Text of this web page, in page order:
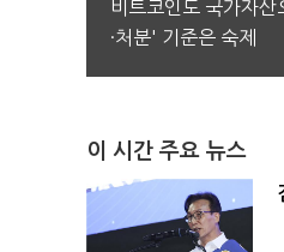
비트코인도 국가자
·처분' 기준은 숙제
이 시간 주요 뉴스